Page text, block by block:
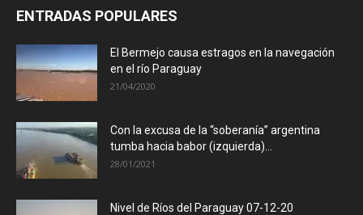
ENTRADAS POPULARES
El Bermejo causa estragos en la navegación
en el río Paraguay
21/04/2020
Con la excusa de la “soberanía” argentina
tumba hacia babor (izquierda)...
28/01/2021
Nivel de Ríos del Paraguay 07-12-20